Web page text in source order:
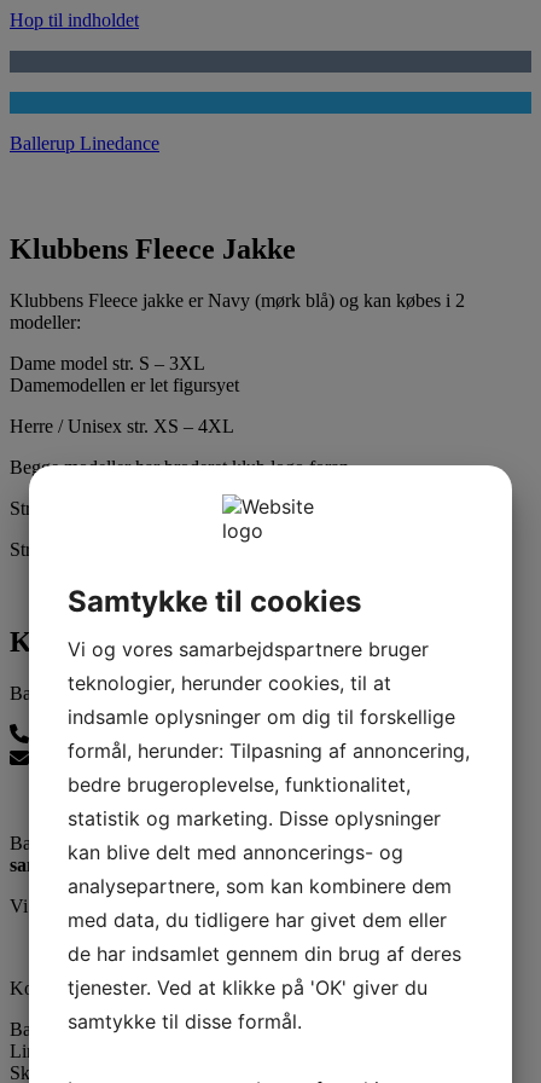
Hop til indholdet
Ballerup Linedance
Klubbens Fleece Jakke
Klubbens Fleece jakke er Navy (mørk blå) og kan købes i 2
modeller:
Dame model str. S – 3XL
Damemodellen er let figursyet
Herre / Unisex str. XS – 4XL
Begge modeller har broderet klub logo foran.
Str. S – 2XL:
Str. 3XL – 4XL:
Kontakt os
Ballerup Linedance
balleruplinedance@gmail.com
Ballerup Linedance er klubben uden stræben men med:
samvær - glæde - motion
Vi er medlem af DGI
Kontaktinformation
Ballerup Linedance
LinedanceCentret
Skovvejens Skole Øst
Samtykke til cookies
Vi og vores samarbejdspartnere bruger
teknologier, herunder cookies, til at
indsamle oplysninger om dig til forskellige
formål, herunder: Tilpasning af annoncering,
bedre brugeroplevelse, funktionalitet,
statistik og marketing. Disse oplysninger
kan blive delt med annoncerings- og
analysepartnere, som kan kombinere dem
med data, du tidligere har givet dem eller
de har indsamlet gennem din brug af deres
tjenester. Ved at klikke på 'OK' giver du
samtykke til disse formål.